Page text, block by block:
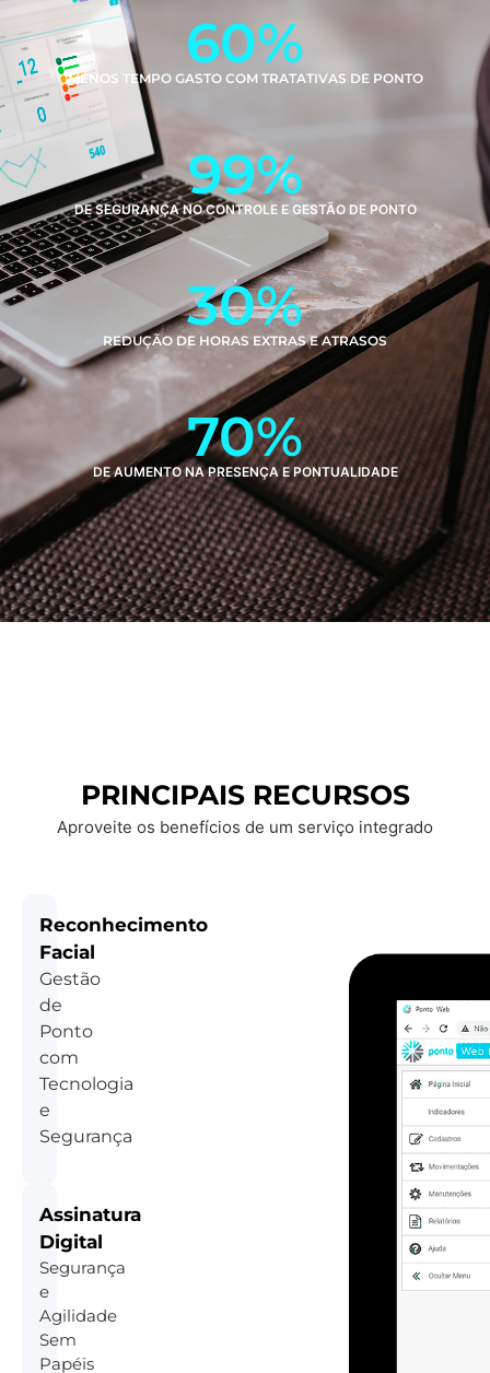
MENOS TEMPO GASTO COM TRATATIVAS DE PONTO
60%
DE SEGURANÇA NO CONTROLE E GESTÃO DE PONTO
99%
REDUÇÃO DE HORAS EXTRAS E ATRASOS
30%
DE AUMENTO NA PRESENÇA E PONTUALIDADE
70%
PRINCIPAIS RECURSOS
Aproveite os benefícios de um serviço integrado
Reconhecimento
Facial
Gestão
de
Ponto
com
Tecnologia
e
Segurança
Assinatura
Digital
Segurança
e
Agilidade
Sem
Papéis